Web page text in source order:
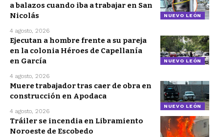
NUEVO LEÓN
a balazos cuando iba a trabajar en San
Nicolás
4 agosto, 2026
NUEVO LEÓN
Ejecutan a hombre frente a su pareja
en la colonia Héroes de Capellanía
en García
4 agosto, 2026
NUEVO LEÓN
Muere trabajador tras caer de obra en
construcción en Apodaca
4 agosto, 2026
Tráiler se incendia en Libramiento
Noroeste de Escobedo